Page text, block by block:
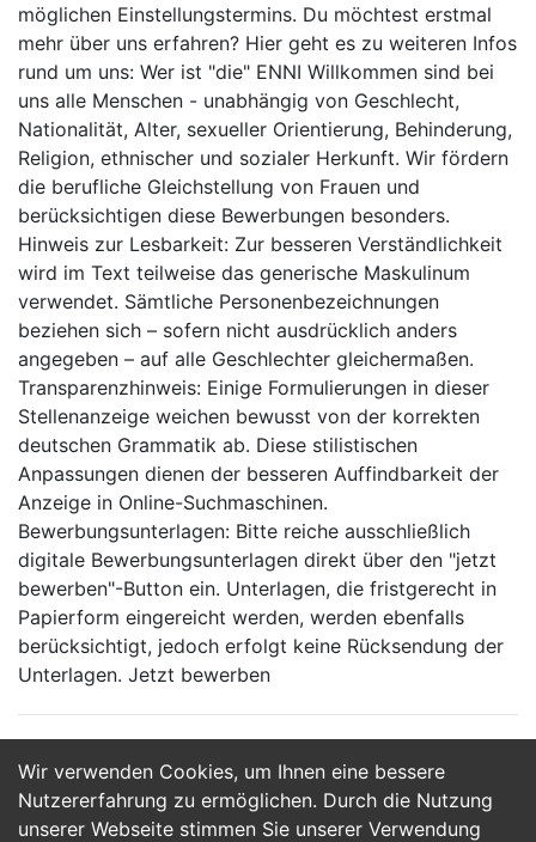
Wir verwenden Cookies, um Ihnen eine bessere
Nutzererfahrung zu ermöglichen. Durch die Nutzung
unserer Webseite stimmen Sie unserer Verwendung
möglichen Einstellungstermins. Du möchtest erstmal
mehr über uns erfahren? Hier geht es zu weiteren Infos
rund um uns: Wer ist "die" ENNI Willkommen sind bei
uns alle Menschen - unabhängig von Geschlecht,
Nationalität, Alter, sexueller Orientierung, Behinderung,
Religion, ethnischer und sozialer Herkunft. Wir fördern
die berufliche Gleichstellung von Frauen und
berücksichtigen diese Bewerbungen besonders.
Hinweis zur Lesbarkeit: Zur besseren Verständlichkeit
wird im Text teilweise das generische Maskulinum
verwendet. Sämtliche Personenbezeichnungen
beziehen sich – sofern nicht ausdrücklich anders
angegeben – auf alle Geschlechter gleichermaßen.
Transparenzhinweis: Einige Formulierungen in dieser
Stellenanzeige weichen bewusst von der korrekten
deutschen Grammatik ab. Diese stilistischen
Anpassungen dienen der besseren Auffindbarkeit der
Anzeige in Online-Suchmaschinen.
Bewerbungsunterlagen: Bitte reiche ausschließlich
digitale Bewerbungsunterlagen direkt über den "jetzt
bewerben"-Button ein. Unterlagen, die fristgerecht in
Papierform eingereicht werden, werden ebenfalls
berücksichtigt, jedoch erfolgt keine Rücksendung der
Unterlagen. Jetzt bewerben
Jetzt Bewerben